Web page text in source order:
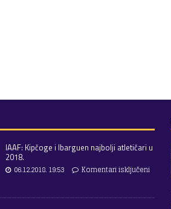
IAAF: Kipčoge i Ibarguen najbolji atletičari u
2018.
06.12.2018. 19:53
Komentari isključeni